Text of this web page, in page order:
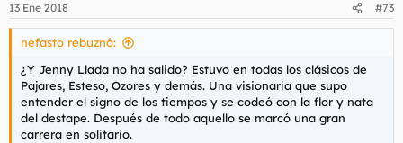
e
s
13 Ene 2018 #73
nefasto rebuznó:
¿Y Jenny Llada no ha salido? Estuvo en todas los clásicos de
Pajares, Esteso, Ozores y demás. Una visionaria que supo
entender el signo de los tiempos y se codeó con la flor y nata
del destape. Después de todo aquello se marcó una gran
carrera en solitario.